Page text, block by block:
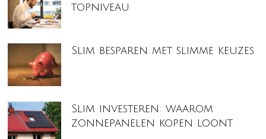
topniveau
Slim besparen met slimme keuzes
Slim investeren: waarom
zonnepanelen kopen loont